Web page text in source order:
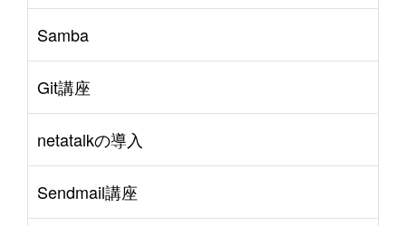
Samba
Git講座
netatalkの導入
Sendmail講座